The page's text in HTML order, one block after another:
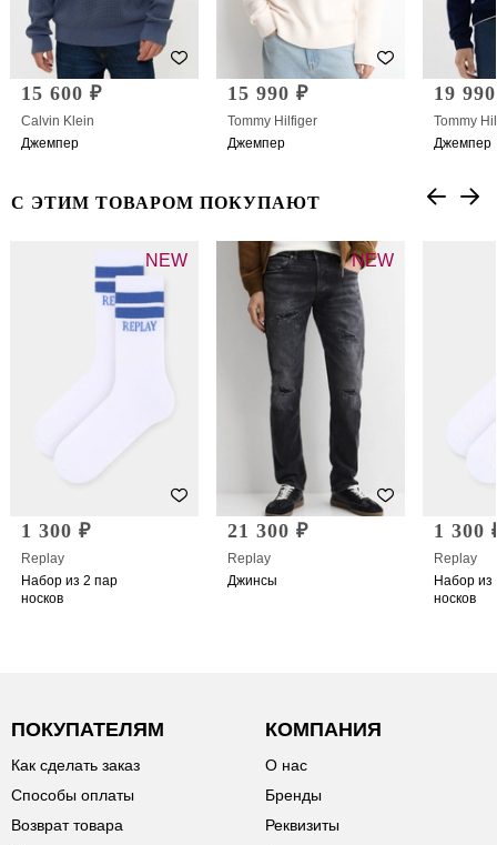
15 600 ₽
Calvin Klein
Джемпер
15 990 ₽
Tommy Hilfiger
Джемпер
19
Tommy
Джемпер
С ЭТИМ ТОВАРОМ ПОКУПАЮТ
NEW
1 300 ₽
Replay
Набор из 2 пар
носков
NEW
21 300 ₽
Replay
Джинсы
1 300
Replay
Набор из
носков
ПОКУПАТЕЛЯМ
Как сделать заказ
Способы оплаты
Возврат товара
КОМПАНИЯ
О нас
Бренды
Реквизиты